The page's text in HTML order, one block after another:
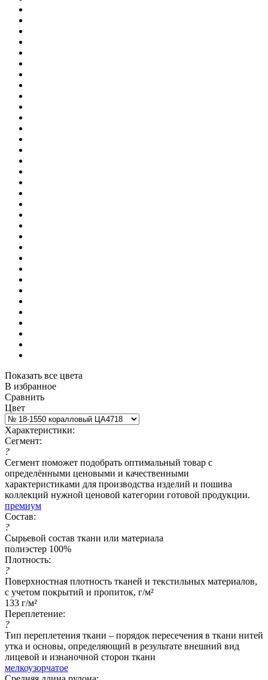
Показать все цвета
В избранное
Сравнить
Цвет
Характеристики:
Сегмент:
?
Сегмент поможет подобрать оптимальный товар с
определёнными ценовыми и качественными
характеристиками для производства изделий и пошива
коллекций нужной ценовой категории готовой продукции.
премиум
Состав:
?
Сырьевой состав ткани или материала
полиэстер 100%
Плотность:
?
Поверхностная плотность тканей и текстильных материалов,
с учетом покрытий и пропиток, г/м²
133 г/м²
Переплетение:
?
Тип переплетения ткани – порядок пересечения в ткани нитей
утка и основы, определяющий в результате внешний вид
лицевой и изнаночной сторон ткани
мелкоузорчатое